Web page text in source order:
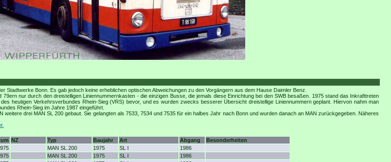
Stadtwerke Bonn. Es gab jedoch keine erheblichen optischen Abweichungen zu den Vorgängern aus dem Hause Daimler Benz.
nur durch den dreistelligen Liniennummernkasten - die einzigen Busse, die jemals diese Einrichtung bei den SWB besaßen. 1975 stand das Inkrafttreten
heutigen Verkehrsverbundes Rhein-Sieg (VRS) bevor, und es wurden zwecks besserer Übersicht dreistellige Liniennummern geplant. Hiervon nahm man
Rhein-Sieg im Jahre 1987 eingeführt.
weitere drei MAN SL 200 gebaut. Sie gelangten als 7533, 7534 und 7535 für ein halbes Jahr nach Bonn und wurden danach an MAN zurückgegeben. Näheres
NZ Typ Baujahr Art Abgang
Besonderheiten
MAN SL 200 1975 SL I
1986
MAN SL 200 1975 SL I
1986